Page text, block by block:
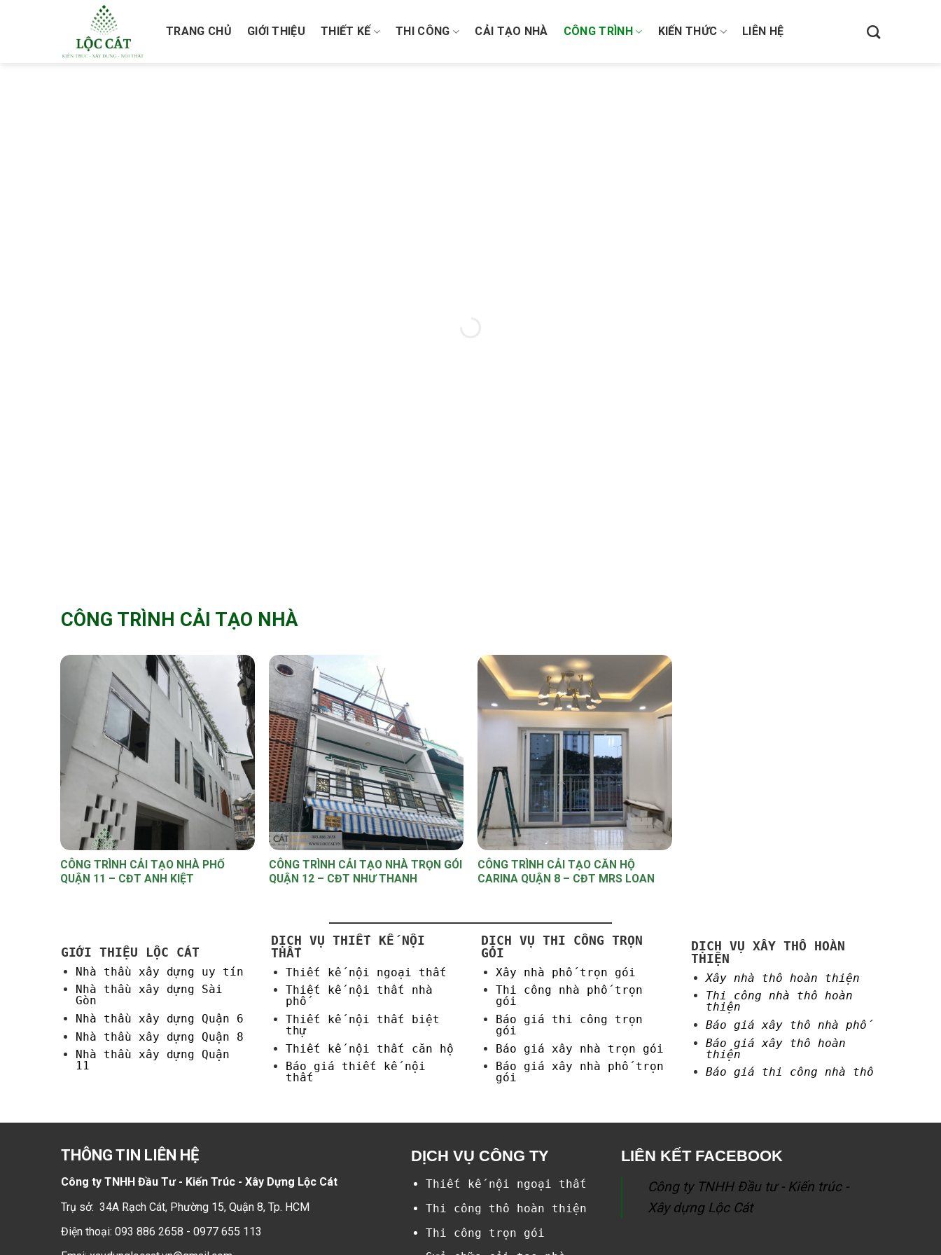
TRANG CHỦ GIỚI THIỆU THIẾT KẾ THI CÔNG CẢI TẠO NHÀ CÔNG TRÌNH KIẾN THỨC LIÊN HỆ
CÔNG TRÌNH CẢI TẠO NHÀ
CÔNG TRÌNH CẢI TẠO NHÀ PHỐ
QUẬN 11 – CĐT ANH KIỆT
CÔNG TRÌNH CẢI TẠO NHÀ TRỌN GÓI
QUẬN 12 – CĐT NHƯ THANH
CÔNG TRÌNH CẢI TẠO CĂN HỘ
CARINA QUẬN 8 – CĐT MRS LOAN
GIỚI THIỆU LỘC CÁT
Nhà thầu xây dựng uy tín
Nhà thầu xây dựng Sài
Gòn
Nhà thầu xây dựng Quận 6
Nhà thầu xây dựng Quận 8
Nhà thầu xây dựng Quận
11
DỊCH VỤ THIẾT KẾ NỘI
THẤT
Thiết kế nội ngoại thất
Thiết kế nội thất nhà
phố
Thiết kế nội thất biệt
thự
Thiết kế nội thất căn hộ
Báo giá thiết kế nội
thất
DỊCH VỤ THI CÔNG TRỌN
GÓI
Xây nhà phố trọn gói
Thi công nhà phố trọn
gói
Báo giá thi công trọn
gói
Báo giá xây nhà trọn gói
Báo giá xây nhà phố trọn
gói
DỊCH VỤ XÂY THÔ HOÀN
THIỆN
Xây nhà thô hoàn thiện
Thi công nhà thô hoàn
thiện
Báo giá xây thô nhà phố
Báo giá xây thô hoàn
thiện
Báo giá thi công nhà thô
THÔNG TIN LIÊN HỆ
Công ty TNHH Đầu Tư - Kiến Trúc - Xây Dựng Lộc Cát
Trụ sở: 34A Rạch Cát, Phường 15, Quận 8, Tp. HCM
Điện thoại: 093 886 2658 - 0977 655 113
DỊCH VỤ CÔNG TY
Thiết kế nội ngoại thất
Thi công thô hoàn thiện
Thi công trọn gói
LIÊN KẾT FACEBOOK
Công ty TNHH Đầu tư - Kiến trúc -
Xây dựng Lộc Cát